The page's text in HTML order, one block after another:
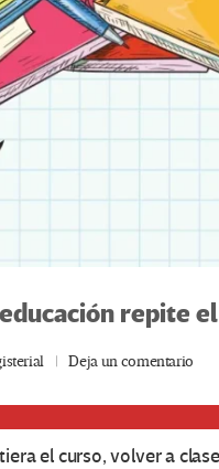
repite
Deja un comentario
el curso, volver a